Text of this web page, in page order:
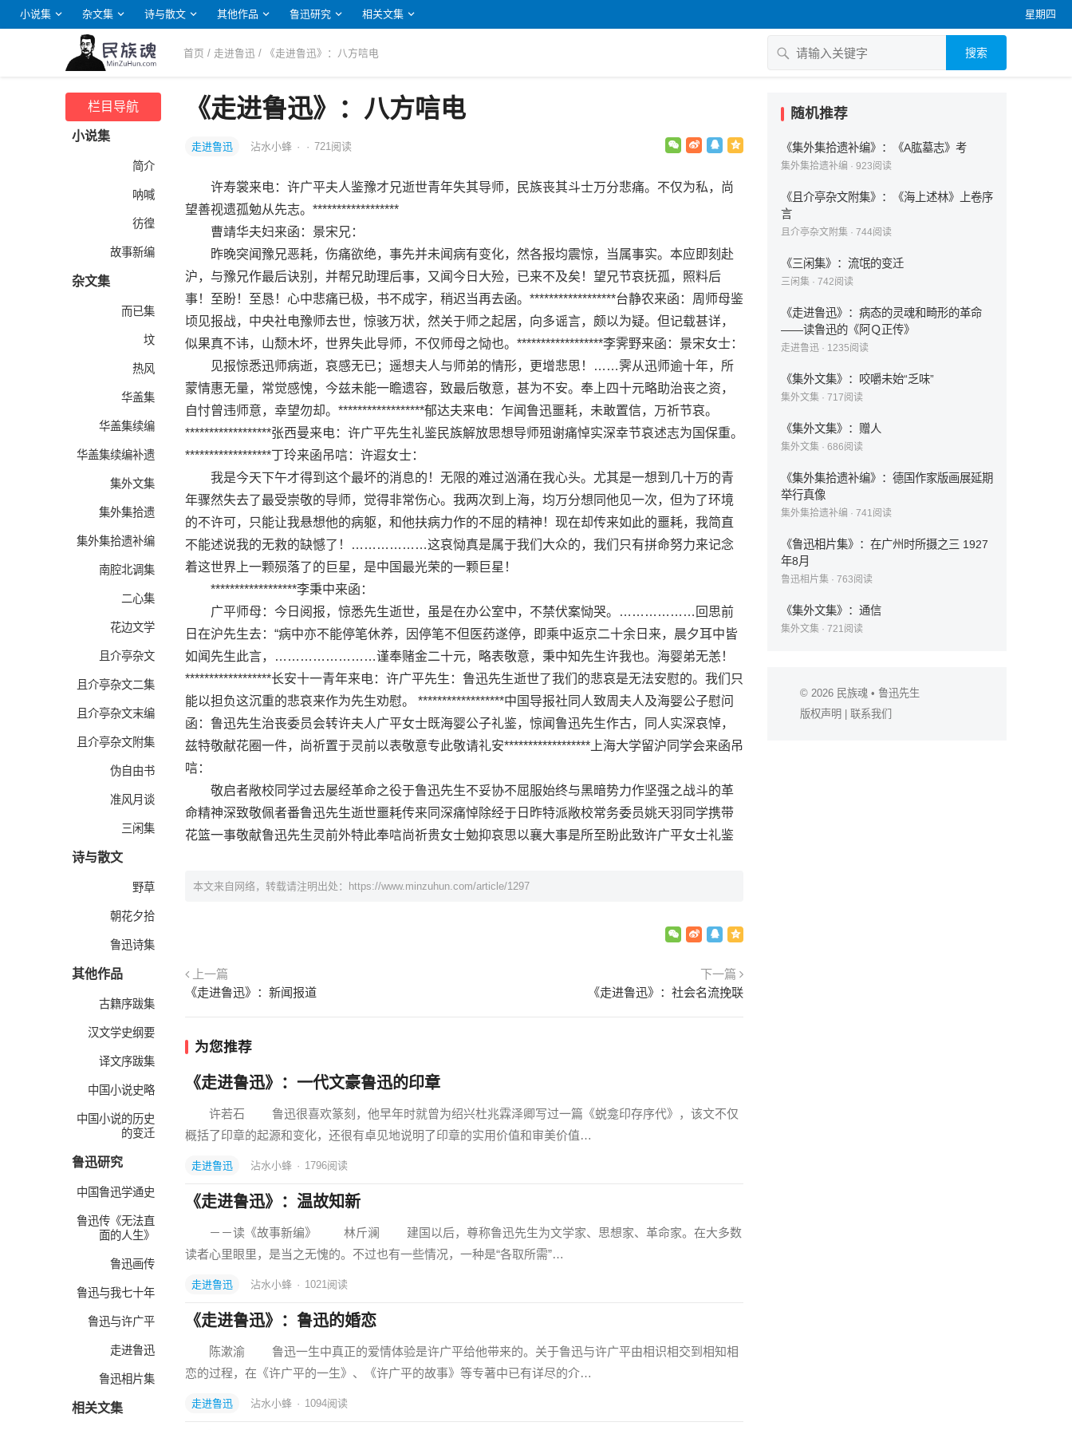
小说集 杂文集 诗与散文 其他作品 鲁迅研究 相关文集 星期四
首页 / 走进鲁迅 / 《走进鲁迅》：八方唁电 搜索
栏目导航
小说集
简介
呐喊
彷徨
故事新编
杂文集
而已集
坟
热风
华盖集
华盖集续编
华盖集续编补遗
集外文集
集外集拾遗
集外集拾遗补编
南腔北调集
二心集
花边文学
且介亭杂文
且介亭杂文二集
且介亭杂文末编
且介亭杂文附集
伪自由书
准风月谈
三闲集
诗与散文
野草
朝花夕拾
鲁迅诗集
其他作品
古籍序跋集
汉文学史纲要
译文序跋集
中国小说史略
中国小说的历史
的变迁
鲁迅研究
中国鲁迅学通史
鲁迅传《无法直
面的人生》
鲁迅画传
鲁迅与我七十年
鲁迅与许广平
走进鲁迅
鲁迅相片集
相关文集
《走进鲁迅》：八方唁电
走进鲁迅 沾水小蜂 · · 721阅读
许寿裳来电：许广平夫人鉴豫才兄逝世青年失其导师，民族丧其斗士万分悲痛。不仅为私，尚
望善视遗孤勉从先志。******************
曹靖华夫妇来函：景宋兄：
昨晚突闻豫兄恶耗，伤痛欲绝，事先并未闻病有变化，然各报均震惊，当属事实。本应即刻赴
沪，与豫兄作最后诀别，并帮兄助理后事，又闻今日大殓，已来不及矣！望兄节哀抚孤，照料后
事！至盼！至恳！心中悲痛已极，书不成字，稍迟当再去函。******************台静农来函：周师母鉴
顷见报战，中央社电豫师去世，惊骇万状，然关于师之起居，向多谣言，颇以为疑。但记载甚详，
似果真不讳，山颓木坏，世界失此导师，不仅师母之恸也。******************李霁野来函：景宋女士：
见报惊悉迅师病逝，哀感无已；遥想夫人与师弟的情形，更增悲思！……霁从迅师逾十年，所
蒙情惠无量，常觉感愧，今兹未能一瞻遗容，致最后敬意，甚为不安。奉上四十元略助治丧之资，
自忖曾违师意，幸望勿却。******************郁达夫来电：乍闻鲁迅噩耗，未敢置信，万祈节哀。
******************张西曼来电：许广平先生礼鉴民族解放思想导师殂谢痛悼实深幸节哀述志为国保重。
******************丁玲来函吊唁：许遐女士：
我是今天下午才得到这个最坏的消息的！无限的难过汹涌在我心头。尤其是一想到几十万的青
年骤然失去了最受崇敬的导师，觉得非常伤心。我两次到上海，均万分想同他见一次，但为了环境
的不许可，只能让我悬想他的病躯，和他扶病力作的不屈的精神！现在却传来如此的噩耗，我简直
不能述说我的无救的缺憾了！………………这哀恸真是属于我们大众的，我们只有拼命努力来记念
着这世界上一颗殒落了的巨星，是中国最光荣的一颗巨星！
******************李秉中来函：
广平师母：今日阅报，惊悉先生逝世，虽是在办公室中，不禁伏案恸哭。………………回思前
日在沪先生去：“病中亦不能停笔休养，因停笔不但医药遂停，即乘中返京二十余日来，晨夕耳中皆
如闻先生此言，……………………谨奉赌金二十元，略表敬意，秉中知先生许我也。海婴弟无恙！
******************长安十一青年来电：许广平先生：鲁迅先生逝世了我们的悲哀是无法安慰的。我们只
能以担负这沉重的悲哀来作为先生劝慰。 ******************中国导报社同人致周夫人及海婴公子慰问
函：鲁迅先生治丧委员会转许夫人广平女士既海婴公子礼鉴，惊闻鲁迅先生作古，同人实深哀悼，
兹特敬献花圈一件，尚祈置于灵前以表敬意专此敬请礼安******************上海大学留沪同学会来函吊
唁：
敬启者敞校同学过去屡经革命之役于鲁迅先生不妥协不屈服始终与黑暗势力作坚强之战斗的革
命精神深致敬佩者番鲁迅先生逝世噩耗传来同深痛悼除经于日昨特派敞校常务委员姚天羽同学携带
花篮一事敬献鲁迅先生灵前外特此奉唁尚祈贵女士勉抑哀思以襄大事是所至盼此致许广平女士礼鉴
本文来自网络，转载请注明出处： https://www.minzuhun.com/article/1297
上一篇
《走进鲁迅》：新闻报道
下一篇
《走进鲁迅》：社会名流挽联
为您推荐
《走进鲁迅》：一代文豪鲁迅的印章
许若石 鲁迅很喜欢篆刻，他早年时就曾为绍兴杜兆霖泽卿写过一篇《蜕龛印存序代》，该文不仅
概括了印章的起源和变化，还很有卓见地说明了印章的实用价值和审美价值…
走进鲁迅 沾水小蜂 · 1796阅读
《走进鲁迅》：温故知新
－－读《故事新编》 林斤澜 建国以后，尊称鲁迅先生为文学家、思想家、革命家。在大多数
读者心里眼里，是当之无愧的。不过也有一些情况，一种是“各取所需”…
走进鲁迅 沾水小蜂 · 1021阅读
《走进鲁迅》：鲁迅的婚恋
陈漱渝 鲁迅一生中真正的爱情体验是许广平给他带来的。关于鲁迅与许广平由相识相交到相知相
恋的过程，在《许广平的一生》、《许广平的故事》等专著中已有详尽的介…
走进鲁迅 沾水小蜂 · 1094阅读
随机推荐
《集外集拾遗补编》：《A肱墓志》考
集外集拾遗补编 · 923阅读
《且介亭杂文附集》：《海上述林》上卷序
言
且介亭杂文附集 · 744阅读
《三闲集》：流氓的变迁
三闲集 · 742阅读
《走进鲁迅》：病态的灵魂和畸形的革命
——读鲁迅的《阿Ｑ正传》
走进鲁迅 · 1235阅读
《集外文集》：咬嚼未始“乏味”
集外文集 · 717阅读
《集外文集》：赠人
集外文集 · 686阅读
《集外集拾遗补编》：德国作家版画展延期
举行真像
集外集拾遗补编 · 741阅读
《鲁迅相片集》：在广州时所摄之三 1927
年8月
鲁迅相片集 · 763阅读
《集外文集》：通信
集外文集 · 721阅读
© 2026 民族魂 • 鲁迅先生
版权声明
联系我们